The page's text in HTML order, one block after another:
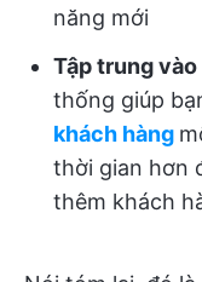
năng mới
Tập trung
thống giúp
khách hàng
thời gian hơn
thêm khách